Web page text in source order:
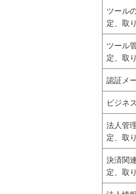
ツール
定、取
ツール
定、取
認証メ
ビジネ
法人管
定、取
決済関
定、取